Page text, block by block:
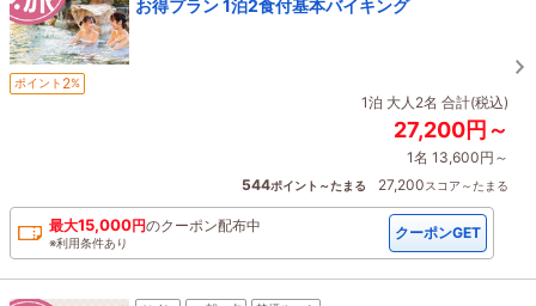
お得プラン 1泊2食付基本バイキング
ポイント 2%
1泊 大人2名 合計(税込)
27,200円～
1名 13,600円～
544ポイント～たまる 27,200スコア～たまる
最大15,000円のクーポン配布中
※利用条件あり
クーポンGET